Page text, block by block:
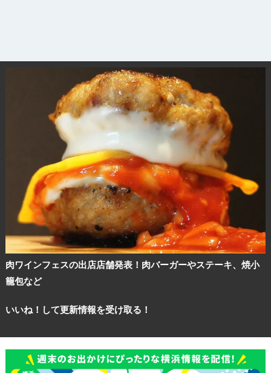
肉ワインフェスの出店店舗発表！肉バーガーやステーキ、焼小
籠包など
いいね！して更新情報を受け取る！
観光ガイド
ランキング
ブログ記事
サイトについて